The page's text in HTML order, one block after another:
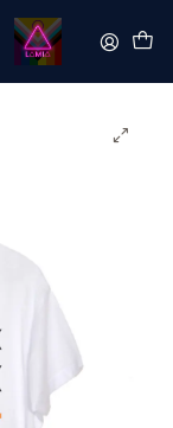
amo! #1